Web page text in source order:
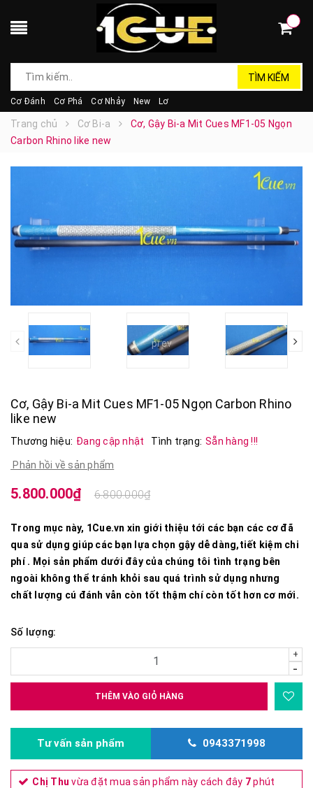
TÌM KIẾM
Cơ Đánh Cơ Phá Cơ Nhảy New Lơ
Trang chủ Cơ Bi-a
Cơ, Gậy Bi-a Mit Cues MF1-05 Ngọn
Carbon Rhino like new
prev
Cơ, Gậy Bi-a Mit Cues MF1-05 Ngọn Carbon Rhino
like new
Thương hiệu: Đang cập nhật Tình trạng: Sẵn hàng !!!
Phản hồi về sản phẩm
5.800.000₫ 6.800.000₫
Trong mục này, 1Cue.vn xin giới thiệu tới các bạn các cơ đã
qua sử dụng giúp các bạn lựa chọn gậy dễ dàng,tiết kiệm chi
phí . Mọi sản phẩm dưới đây của chúng tôi tình trạng bên
ngoài không thể tránh khỏi sau quá trình sử dụng nhưng
chất lượng cú đánh vẫn còn tốt thậm chí còn tốt hơn cơ mới.
Số lượng:
+
-
THÊM VÀO GIỎ HÀNG
Tư vấn sản phẩm 0943371998
Chị Thu vừa đặt mua sản phẩm này cách đây 7phút